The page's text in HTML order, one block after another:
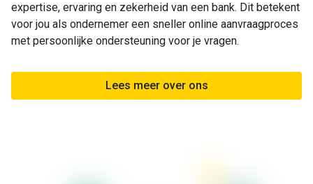
expertise, ervaring en zekerheid van een bank. Dit betekent
voor jou als ondernemer een sneller online aanvraagproces
met persoonlijke ondersteuning voor je vragen.
Lees meer over ons